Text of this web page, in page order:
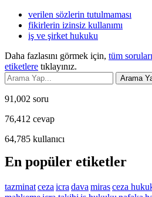
verilen sözlerin tutulmaması
fikirlerin izinsiz kullanımı
iş ve şirket hukuku
Daha fazlasını görmek için, tüm
etiketlere tıklayınız.
91,002 soru
76,412 cevap
64,785 kullanıcı
En popüler etiketler
tazminatceza icra dava mirasceza